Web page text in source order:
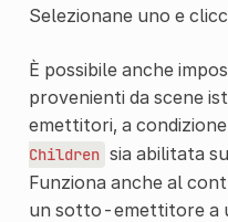
Selezionane uno e
È possibile anche
provenienti da scene
emettitori, a
Children sia abilitata
Funziona anche al
un sotto-emettitore a